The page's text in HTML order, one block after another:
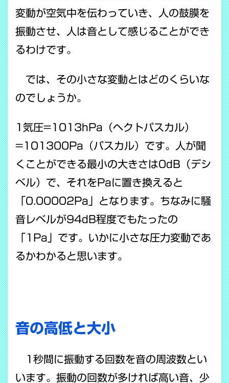
変動が空気中を伝わっていき、人の鼓膜を
振動させ、人は音として感じることができ
るわけです。
では、その小さな変動とはどのくらいな
のでしょうか。
1気圧=1013hPa（ヘクトパスカル）
=101300Pa（パスカル）です。人が聞
くことができる最小の大きさは0dB（デシ
ベル）で、それをPaに置き換えると
「0.00002Pa」となります。ちなみに騒
音レベルが94dB程度でもたったの
「1Pa」です。いかに小さな圧力変動であ
るかわかると思います。
音の高低と大小
1秒間に振動する回数を音の周波数とい
います。振動の回数が多ければ高い音、少